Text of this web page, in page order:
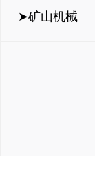
➤矿山机械